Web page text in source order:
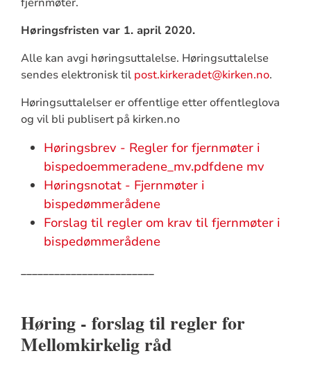
Høringsfristen var 1. april 2020.
Alle kan avgi høringsuttalelse. Høringsuttalelse
sendes elektronisk til post.kirkeradet@kirken.no.
Høringsuttalelser er offentlige etter offentleglova
og vil bli publisert på kirken.no
Høringsbrev - Regler for fjernmøter i
bispedoemmeradene_mv.pdfdene mv
Høringsnotat - Fjernmøter i
bispedømmerådene
Forslag til regler om krav til fjernmøter i
bispedømmerådene
________________________
Høring - forslag til regler for
Mellomkirkelig råd